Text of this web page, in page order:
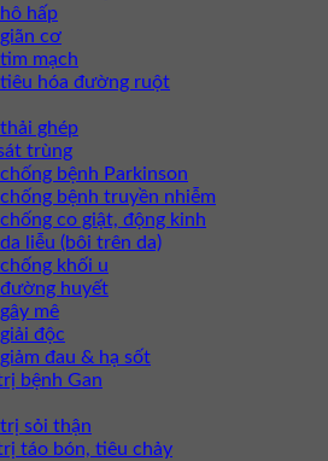
hấp
cơ
mạch
hóa đường ruột
ghép
trùng
bệnh Parkinson
bệnh truyền nhiễm
co giật, động kinh
liễu (bôi trên da)
khối u
huyết
mê
độc
đau & hạ sốt
bệnh Gan
sỏi thận
táo bón, tiêu chảy